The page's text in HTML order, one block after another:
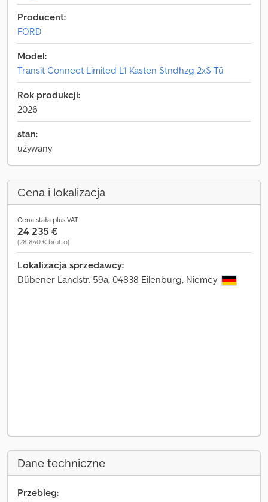
Producent:
FORD
Model:
Transit Connect Limited L1 Kasten Stndhzg 2xS-Tü
Rok produkcji:
2026
stan:
używany
Cena i lokalizacja
Cena stała plus VAT
24 235 €
(28 840 € brutto)
Lokalizacja sprzedawcy:
Dübener Landstr. 59a, 04838 Eilenburg, Niemcy
Dane techniczne
Przebieg: